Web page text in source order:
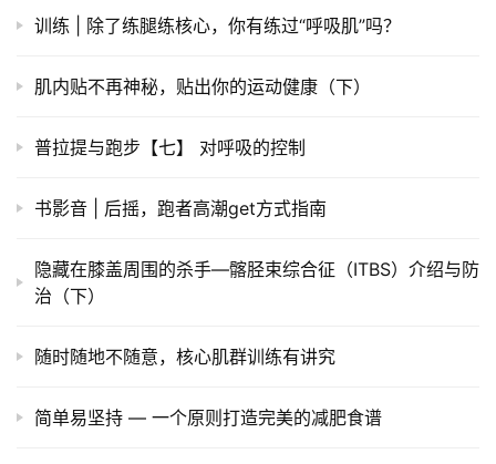
训练 | 除了练腿练核心，你有练过“呼吸肌”吗？
肌内贴不再神秘，贴出你的运动健康（下）
普拉提与跑步【七】 对呼吸的控制
书影音 | 后摇，跑者高潮get方式指南
隐藏在膝盖周围的杀手—髂胫束综合征（ITBS）介绍与防
治（下）
随时随地不随意，核心肌群训练有讲究
简单易坚持 — 一个原则打造完美的减肥食谱